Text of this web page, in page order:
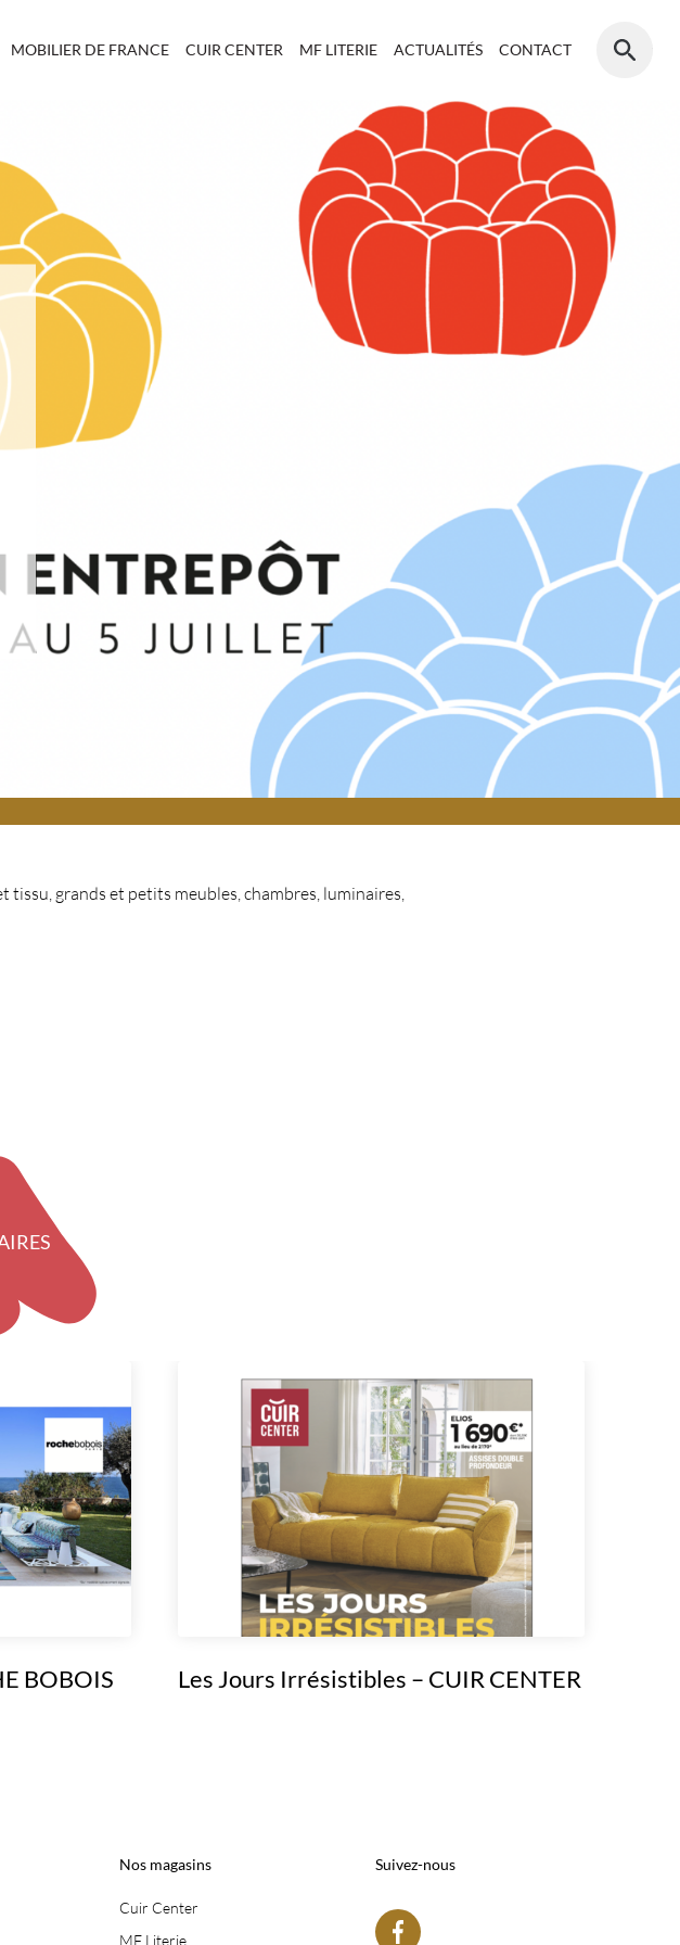
MOBILIER DE FRANCE CUIR CENTER MF LITERIE ACTUALITÉS CONTACT
tissu, grands et petits meubles, chambres, luminaires,
BOBOIS Les Jours Irrésistibles – CUIR CENTER
Nos magasins
Cuir Center
MF Literie
Suivez-nous